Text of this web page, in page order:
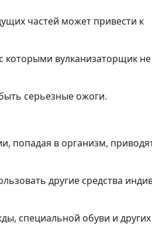
частей может привести к
вулканизаторщик
серьезные ожоги.
попадая в организм,
другие средства
специальной обуви и других